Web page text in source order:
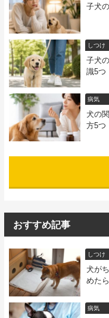
子犬
しつけ
子犬
識5つ
病気
犬の
方5つ
おすすめ記事
しつけ
犬が
めた
病気